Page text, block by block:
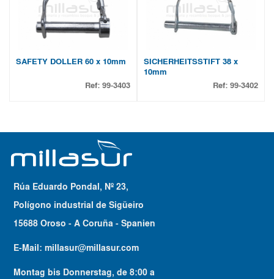
SAFETY DOLLER 60 x 10mm
Ref: 99-3403
SICHERHEITSSTIFT 38 x
10mm
Ref: 99-3402
Rúa Eduardo Pondal, Nº 23,
Polígono industrial de Sigüeiro
15688 Oroso - A Coruña - Spanien
E-Mail:millasur@millasur.com
Montag bis Donnerstag, de8:00 a